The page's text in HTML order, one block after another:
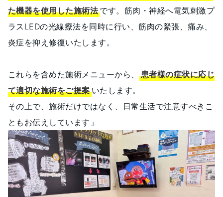
た機器を使用した施術法です。筋肉・神経へ電気刺激プ
ラスLEDの光線療法を同時に行い、筋肉の緊張、痛み、
炎症を抑え修復いたします。
これらを含めた施術メニューから、
患者様の症状に応じ
て適切な施術をご提案 いたします。
その上で、施術だけではなく、日常生活で注意すべきこ
ともお伝えしています」